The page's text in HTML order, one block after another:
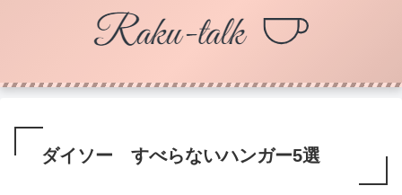
ダイソー すべらないハンガー5選